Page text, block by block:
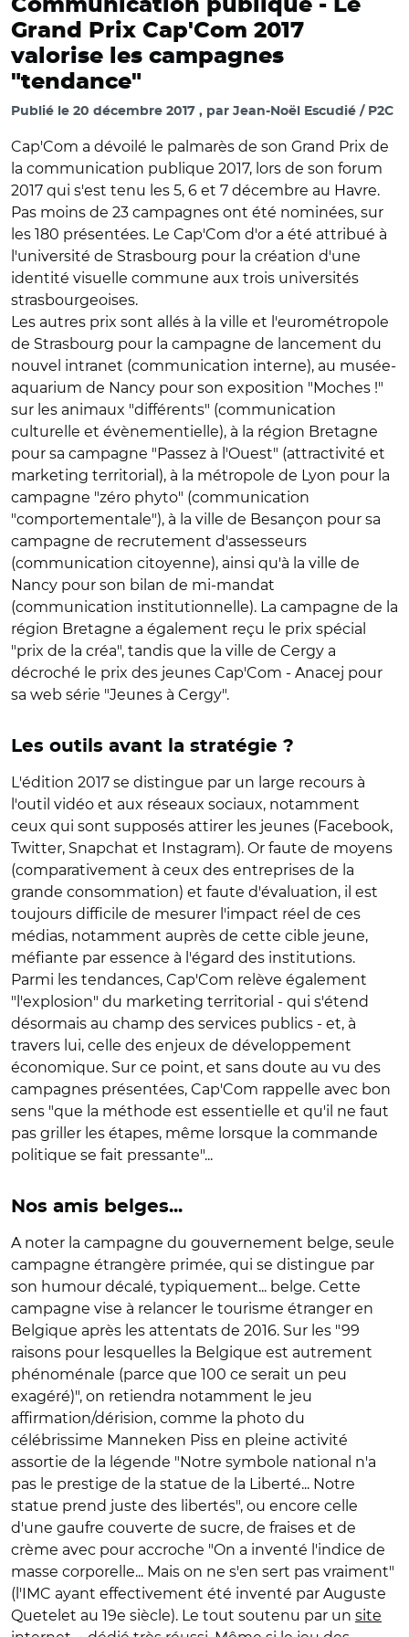
Communication publique - Le
Grand Prix Cap'Com 2017
valorise les campagnes
"tendance"
Publié le 20 décembre 2017 par Jean-Noël Escudié / P2C
Cap'Com a dévoilé le palmarès de son Grand Prix de
la communication publique 2017, lors de son forum
2017 qui s'est tenu les 5, 6 et 7 décembre au Havre.
Pas moins de 23 campagnes ont été nominées, sur
les 180 présentées. Le Cap'Com d'or a été attribué à
l'université de Strasbourg pour la création d'une
identité visuelle commune aux trois universités
strasbourgeoises.
Les autres prix sont allés à la ville et l'eurométropole
de Strasbourg pour la campagne de lancement du
nouvel intranet (communication interne), au musée-
aquarium de Nancy pour son exposition "Moches !"
sur les animaux "différents" (communication
culturelle et évènementielle), à la région Bretagne
pour sa campagne "Passez à l'Ouest" (attractivité et
marketing territorial), à la métropole de Lyon pour la
campagne "zéro phyto" (communication
"comportementale"), à la ville de Besançon pour sa
campagne de recrutement d'assesseurs
(communication citoyenne), ainsi qu'à la ville de
Nancy pour son bilan de mi-mandat
(communication institutionnelle). La campagne de la
région Bretagne a également reçu le prix spécial
"prix de la créa", tandis que la ville de Cergy a
décroché le prix des jeunes Cap'Com - Anacej pour
sa web série "Jeunes à Cergy".
Les outils avant la stratégie ?
L'édition 2017 se distingue par un large recours à
l'outil vidéo et aux réseaux sociaux, notamment
ceux qui sont supposés attirer les jeunes (Facebook,
Twitter, Snapchat et Instagram). Or faute de moyens
(comparativement à ceux des entreprises de la
grande consommation) et faute d'évaluation, il est
toujours difficile de mesurer l'impact réel de ces
médias, notamment auprès de cette cible jeune,
méfiante par essence à l'égard des institutions.
Parmi les tendances, Cap'Com relève également
"l'explosion" du marketing territorial - qui s'étend
désormais au champ des services publics - et, à
travers lui, celle des enjeux de développement
économique. Sur ce point, et sans doute au vu des
campagnes présentées, Cap'Com rappelle avec bon
sens "que la méthode est essentielle et qu'il ne faut
pas griller les étapes, même lorsque la commande
politique se fait pressante"...
Nos amis belges...
A noter la campagne du gouvernement belge, seule
campagne étrangère primée, qui se distingue par
son humour décalé, typiquement... belge. Cette
campagne vise à relancer le tourisme étranger en
Belgique après les attentats de 2016. Sur les "99
raisons pour lesquelles la Belgique est autrement
phénoménale (parce que 100 ce serait un peu
exagéré)", on retiendra notamment le jeu
affirmation/dérision, comme la photo du
célébrissime Manneken Piss en pleine activité
assortie de la légende "Notre symbole national n'a
pas le prestige de la statue de la Liberté... Notre
statue prend juste des libertés", ou encore celle
d'une gaufre couverte de sucre, de fraises et de
crème avec pour accroche "On a inventé l'indice de
masse corporelle... Mais on ne s'en sert pas vraiment"
(l'IMC ayant effectivement été inventé par Auguste
Quetelet au 19e siècle). Le tout soutenu par un site